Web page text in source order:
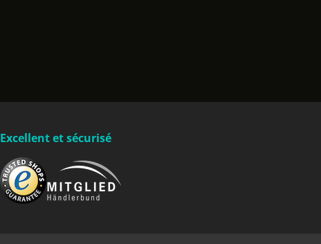
Excellent et sécurisé